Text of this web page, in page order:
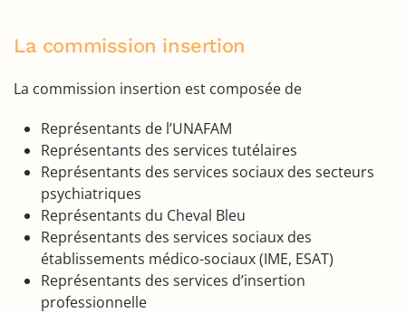
La commission insertion
La commission insertion est composée de
Représentants de l’UNAFAM
Représentants des services tutélaires
Représentants des services sociaux des secteurs
psychiatriques
Représentants du Cheval Bleu
Représentants des services sociaux des
établissements médico-sociaux (IME, ESAT)
Représentants des services d’insertion
professionnelle